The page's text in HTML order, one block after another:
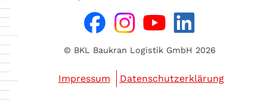
© BKL Baukran Logistik GmbH 2026
Impressum Datenschutzerklärung